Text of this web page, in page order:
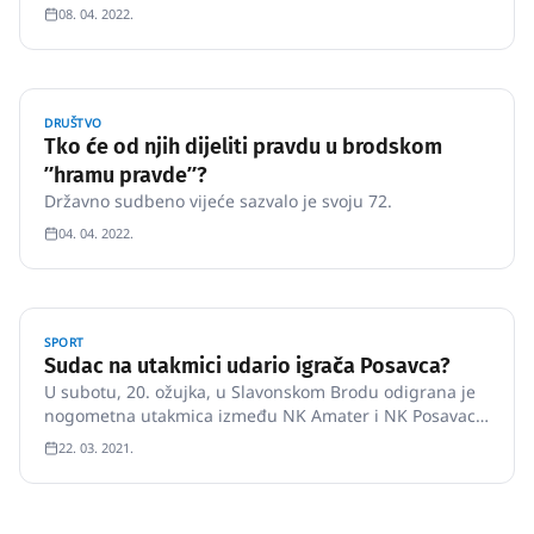
08. 04. 2022.
DRUŠTVO
Tko će od njih dijeliti pravdu u brodskom
ʺhramu pravdeʺ?
Državno sudbeno vijeće sazvalo je svoju 72.
04. 04. 2022.
SPORT
Sudac na utakmici udario igrača Posavca?
U subotu, 20. ožujka, u Slavonskom Brodu odigrana je
nogometna utakmica između NK Amater i NK Posavac
Ruščica. Odigrna do 81. minute. Tada je utakmica
prekinuta jer je navodno je došlo do fizičkog napada
suca Darija Jurevića na jednog od igrača Ruščice, a
22. 03. 2021.